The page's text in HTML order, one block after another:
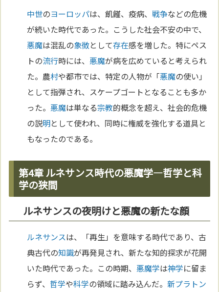
中世のヨーロッパは、飢饉、疫病、戦争などの危機
が続いた時代であった。こうした社会不安の中で、
悪魔は混乱の象徴として存在感を増した。特にペス
トの流行時には、悪魔が病を広めていると考えられ
た。農村や都市では、特定の人物が「悪魔の使い」
として指弾され、スケープゴートとなることも多か
った。悪魔は単なる宗教的概念を超え、社会的危機
の説明として使われ、同時に権威を強化する道具と
もなったのである。
第4章 ルネサンス時代の悪魔学—哲学と科
学の狭間
ルネサンスの夜明けと悪魔の新たな顔
ルネサンスは、「再生」を意味する時代であり、古
典古代の知識が再発見され、新たな知的探求が花開
いた時代であった。この時期、悪魔学は神学に留ま
らず、 哲学や科学の領域に踏み込んだ。新プラトン